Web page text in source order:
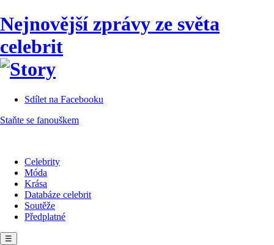
Nejnovější zprávy ze světa
celebrit
Sdílet na Facebooku
Staňte se fanouškem
Celebrity
Móda
Krása
Databáze celebrit
Soutěže
Předplatné
☰